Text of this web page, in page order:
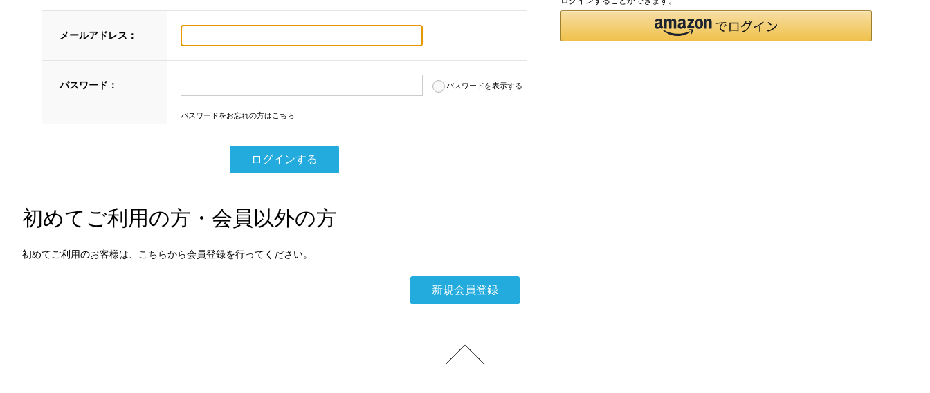
メールアドレス：
パスワード： パスワードを表示する
パスワードをお忘れの方はこちら
初めてご利用の方・会員以外の方
初めてご利用のお客様は、こちらから会員登録を行ってください。